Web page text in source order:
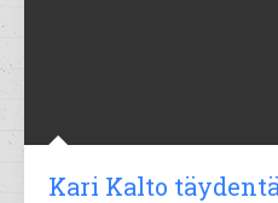
Kari Kalto